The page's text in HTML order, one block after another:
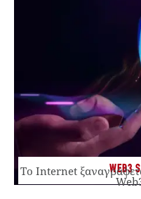
WEB3
Το Internet